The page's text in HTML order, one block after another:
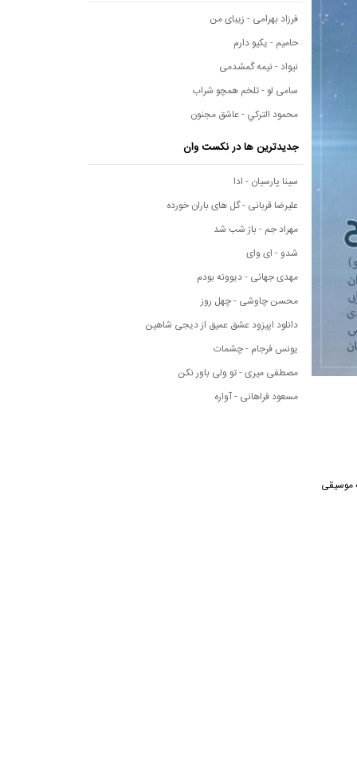
موسیقی
فرزاد بهرامی - زیبای من
حامیم - یکیو دارم
نیواد - نیمه گمشدمی
سامی لو - تلخم همچو شراب
محمود التركي - عاشق مجنون
جدیدترین ها در نکست وان
سینا پارسیان - ادا
علیرضا قربانی - گل های باران خورده
مهراد جم - باز شب شد
شدو - ای وای
مهدی جهانی - دیوونه بودم
محسن چاوشی - چهل روز
دانلود اپیزود عشق عمیق از دیجی شاهین
یونس فرجام - چشمات
مصطفی میری - تو ولی باور نکن
مسعود فراهانی - آواره